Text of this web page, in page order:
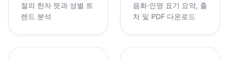
절의 한자 뜻과 성별 트
렌드 분석
음화·인명 표기 요약, 출
처 및 PDF 다운로드